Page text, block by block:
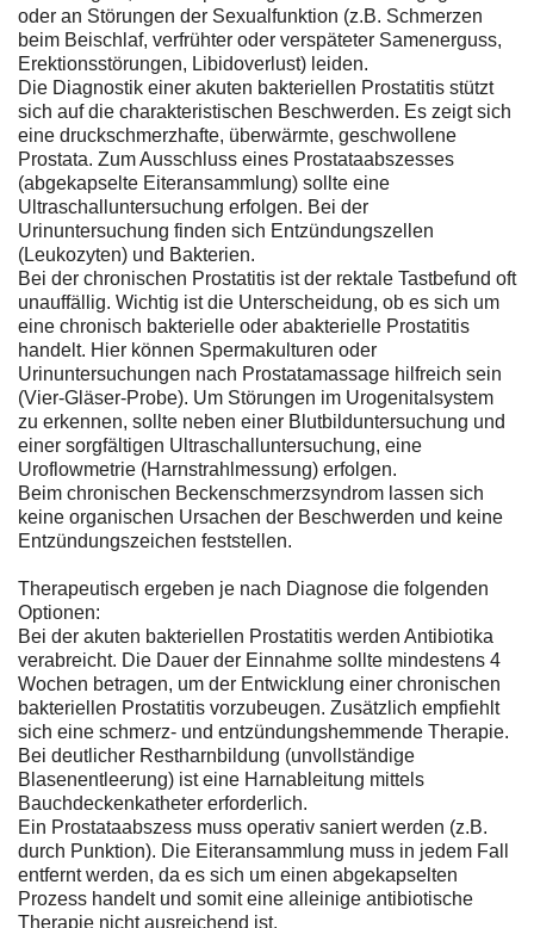
oder an Störungen der Sexualfunktion (z.B. Schmerzen
beim Beischlaf, verfrühter oder verspäteter Samenerguss,
Erektionsstörungen, Libidoverlust) leiden.
Die Diagnostik einer akuten bakteriellen Prostatitis stützt
sich auf die charakteristischen Beschwerden. Es zeigt sich
eine druckschmerzhafte, überwärmte, geschwollene
Prostata. Zum Ausschluss eines Prostataabszesses
(abgekapselte Eiteransammlung) sollte eine
Ultraschalluntersuchung erfolgen. Bei der
Urinuntersuchung finden sich Entzündungszellen
(Leukozyten) und Bakterien.
Bei der chronischen Prostatitis ist der rektale Tastbefund oft
unauffällig. Wichtig ist die Unterscheidung, ob es sich um
eine chronisch bakterielle oder abakterielle Prostatitis
handelt. Hier können Spermakulturen oder
Urinuntersuchungen nach Prostatamassage hilfreich sein
(Vier-Gläser-Probe). Um Störungen im Urogenitalsystem
zu erkennen, sollte neben einer Blutbilduntersuchung und
einer sorgfältigen Ultraschalluntersuchung, eine
Uroflowmetrie (Harnstrahlmessung) erfolgen.
Beim chronischen Beckenschmerzsyndrom lassen sich
keine organischen Ursachen der Beschwerden und keine
Entzündungszeichen feststellen.
Therapeutisch ergeben je nach Diagnose die folgenden
Optionen:
Bei der akuten bakteriellen Prostatitis werden Antibiotika
verabreicht. Die Dauer der Einnahme sollte mindestens 4
Wochen betragen, um der Entwicklung einer chronischen
bakteriellen Prostatitis vorzubeugen. Zusätzlich empfiehlt
sich eine schmerz- und entzündungshemmende Therapie.
Bei deutlicher Restharnbildung (unvollständige
Blasenentleerung) ist eine Harnableitung mittels
Bauchdeckenkatheter erforderlich.
Ein Prostataabszess muss operativ saniert werden (z.B.
durch Punktion). Die Eiteransammlung muss in jedem Fall
entfernt werden, da es sich um einen abgekapselten
Prozess handelt und somit eine alleinige antibiotische
Therapie nicht ausreichend ist.